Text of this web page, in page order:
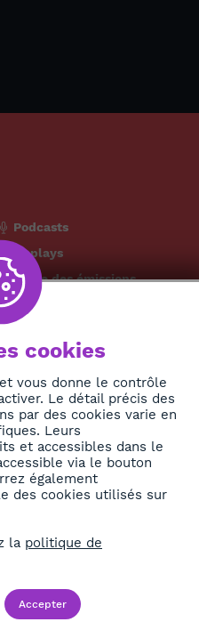
Podcasts
Replays
Grille des émissions
The African
News Hub
NEWSLETTER
S'abonner
cookies
vous donne le contrôle
Le détail précis des
par des cookies varie en
Leurs
et accessibles dans le
via le bouton
également
des cookies utilisés sur
la politique de
Accepter